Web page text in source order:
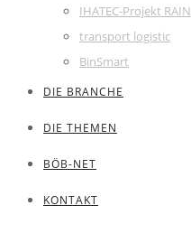
IHATEC-Projekt RAIN
transport logistic
BinSmart
DIE BRANCHE
DIE THEMEN
BÖB-NET
KONTAKT